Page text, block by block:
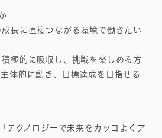
長に直接つながる環境で働きたい
極的に吸収し、挑戦を楽しめる方
体的に動き、目標達成を目指せる
テクノロジーで未来をカッコよくア